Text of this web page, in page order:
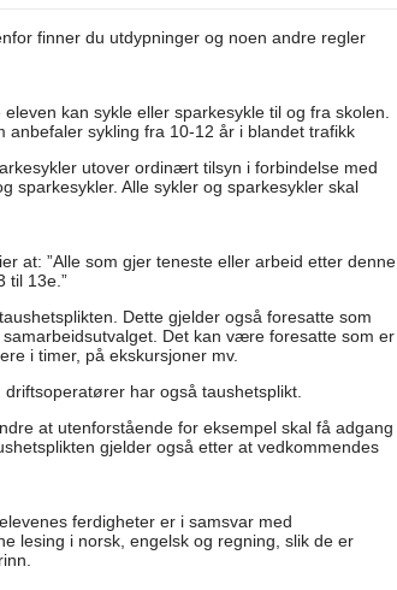
finner du utdypninger og noen andre regler
kan sykle eller sparkesykle til og fra skolen.
anbefaler sykling fra 10-12 år i blandet trafikk
utover ordinært tilsyn i forbindelse med
sparkesykler. Alle sykler og sparkesykler skal
at: ”Alle som gjer teneste eller arbeid etter denne
til 13e.”
Dette gjelder også foresatte som
Det kan være foresatte som er
i timer, på ekskursjoner mv.
har også taushetsplikt.
at utenforstående for eksempel skal få adgang
gjelder også etter at vedkommendes
ferdigheter er i samsvar med
lesing i norsk, engelsk og regning, slik de er